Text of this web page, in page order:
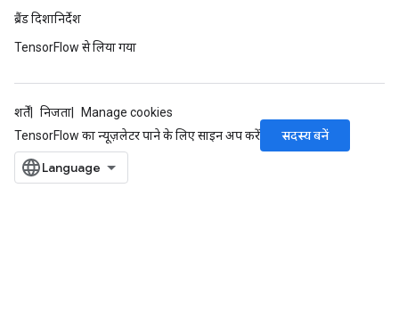
ब्रैंड दिशानिर्देश
TensorFlow से लिया गया
शर्तें निजता
Manage cookies
TensorFlow का न्यूज़लेटर पाने के लिए साइन अप करें
सदस्य बनें